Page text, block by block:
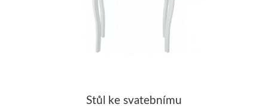
Stůl ke svatebnímu